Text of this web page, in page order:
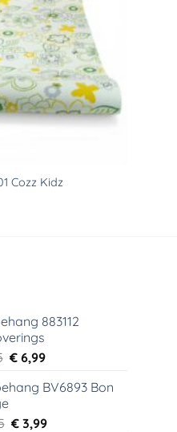
Cozz Kidz
883112
Oorspronkelijke
was:
€ 6,99Huidige
is:
BV6893 Bon
Oorspronkelijke
€ 3,99Huidige